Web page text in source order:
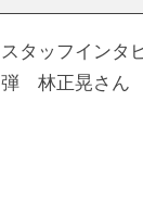
スタッフインタ
弾 林正晃さん